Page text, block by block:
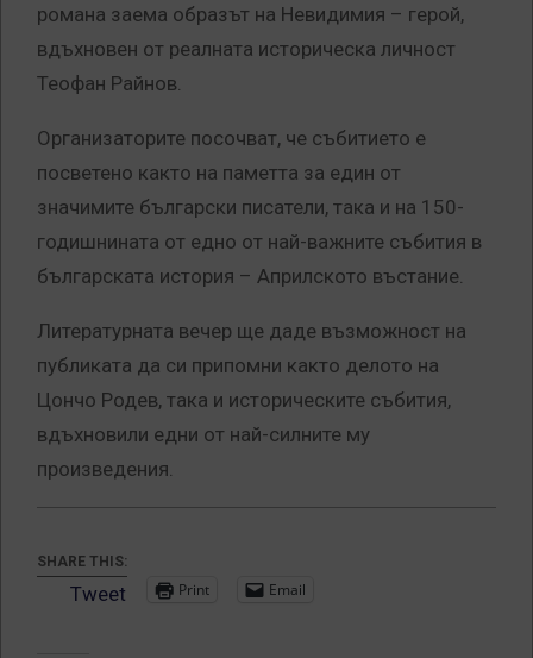
романа заема образът на Невидимия – герой,
вдъхновен от реалната историческа личност
Теофан Райнов.
Организаторите посочват, че събитието е
посветено както на паметта за един от
значимите български писатели, така и на 150-
годишнината от едно от най-важните събития в
българската история – Априлското въстание.
Литературната вечер ще даде възможност на
публиката да си припомни както делото на
Цончо Родев, така и историческите събития,
вдъхновили едни от най-силните му
произведения.
SHARE THIS:
Tweet Print Email